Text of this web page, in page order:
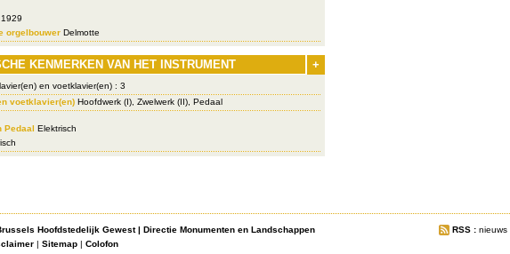
1929
orgelbouwer Delmotte
+
KENMERKEN VAN HET INSTRUMENT
en voetklavier(en) : 3
voetklavier(en) Hoofdwerk (I), Zwelwerk (II), Pedaal
Pedaal Elektrisch
RSS : nieuws
Hoofdstedelijk Gewest| Directie Monumenten en Landschappen
| Sitemap | Colofon